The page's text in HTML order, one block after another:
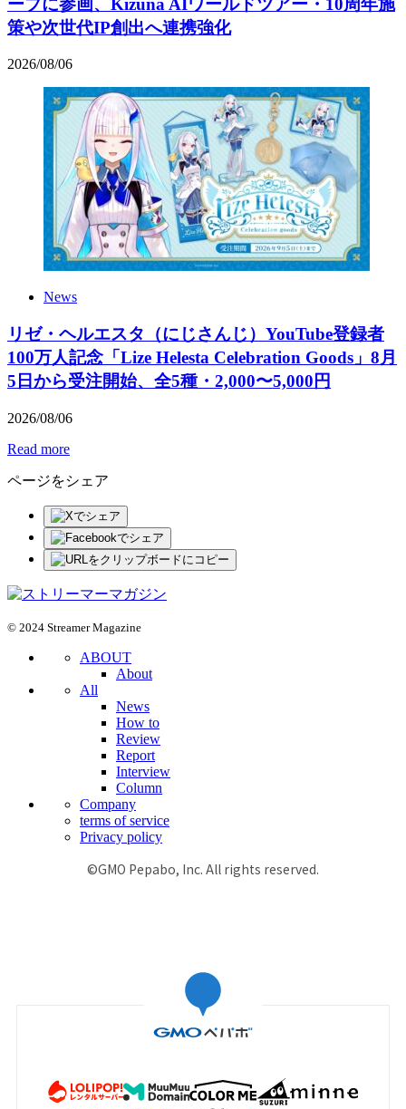
ープに参画、Kizuna AIワールドツアー・10周年施
策や次世代IP創出へ連携強化
2026/08/06
News
リゼ・ヘルエスタ（にじさんじ）YouTube登録者
100万人記念「Lize Helesta Celebration Goods」8月
5日から受注開始、全5種・2,000〜5,000円
2026/08/06
Read more
ページをシェア
© 2024 Streamer Magazine
ABOUT
About
All
News
How to
Review
Report
Interview
Column
Company
terms of service
Privacy policy
©GMO Pepabo, Inc. All rights reserved.